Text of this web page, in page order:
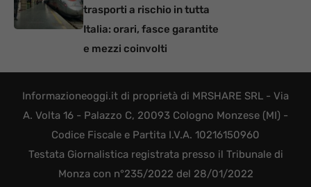
trasporti a rischio in tutta
Italia: orari, fasce garantite
e mezzi coinvolti
Informazioneoggi.it di proprietà di MRSHARE SRL - Via
A. Volta 16 - Palazzo C, 20093 Cologno Monzese (MI) -
Codice Fiscale e Partita I.V.A. 10216150960
Testata Giornalistica registrata presso il Tribunale di
Monza con n°235/2022 del 28/01/2022